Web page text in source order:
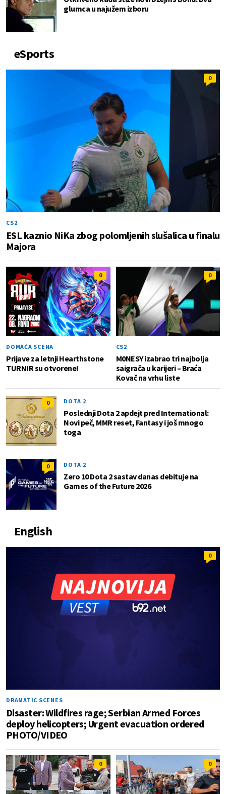
glumca u najužem izboru
eSports
0
CS2
ESL kaznio NiKa zbog polomljenih slušalica u finalu
Majora
0
DOMAĆA SCENA
Prijave za letnji Hearthstone
TURNIR su otvorene!
0
CS2
M0NESY izabrao tri najbolja
saigrača u karijeri – Braća
Kovač na vrhu liste
0 DOTA 2
Poslednji Dota 2 apdejt pred International:
Novi peč, MMR reset, Fantasy i još mnogo
toga
0 DOTA 2
Zero 10 Dota 2 sastav danas debituje na
Games of the Future 2026
English
0
DRAMATIC SCENES
Disaster: Wildfires rage; Serbian Armed Forces
deploy helicopters; Urgent evacuation ordered
PHOTO/VIDEO
0 0